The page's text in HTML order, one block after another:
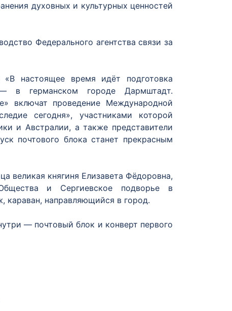
духовных и культурных ценностей
Федерального агентства связи за
настоящее время идёт подготовка
в германском городе Дармштадт.
включат проведение Международной
сегодня», участниками которой
и Австралии, а также представители
почтового блока станет прекрасным
великая княгиня Елизавета Фёдоровна,
и Сергиевское подворье в
караван, направляющийся в город.
― почтовый блок и конверт первого